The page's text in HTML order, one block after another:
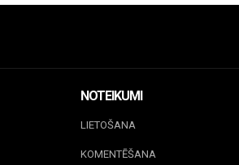
NOTEIKUMI
LIETOŠANA
KOMENTĒŠANA